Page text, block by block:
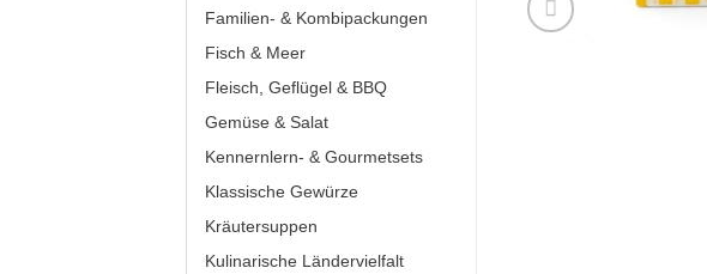
Familien- & Kombipackungen
Fisch & Meer
Fleisch, Geflügel & BBQ
Gemüse & Salat
Kennernlern- & Gourmetsets
Klassische Gewürze
Kräutersuppen
Kulinarische Ländervielfalt